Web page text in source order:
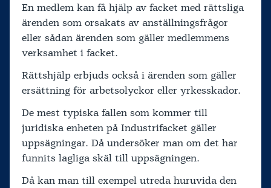
En medlem kan få hjälp av facket med rättsliga
ärenden som orsakats av anställningsfrågor
eller sådan ärenden som gäller medlemmens
verksamhet i facket.
Rättshjälp erbjuds också i ärenden som gäller
ersättning för arbetsolyckor eller yrkesskador.
De mest typiska fallen som kommer till
juridiska enheten på Industrifacket gäller
uppsägningar. Då undersöker man om det har
funnits lagliga skäl till uppsägningen.
Då kan man till exempel utreda huruvida den